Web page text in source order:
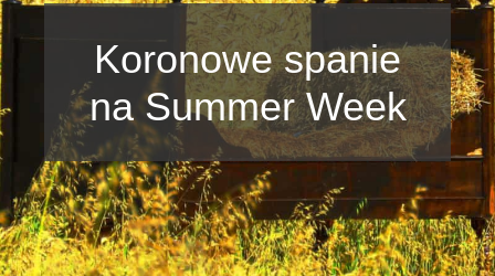
Koronowe spanie
na Summer Week